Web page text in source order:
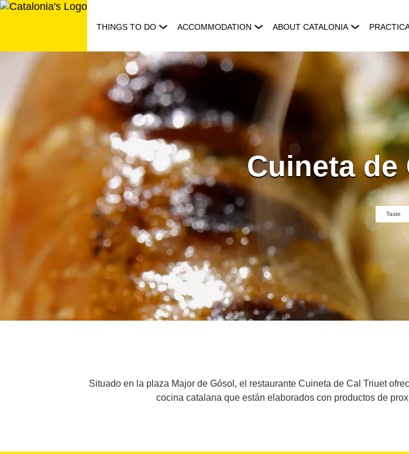
Skip
THINGS TO DO ACCOMMODATION ABOUT CATALONIA
Cuineta de
Taste
Situado en la plaza Major de Gósol, el restaurante Cuineta de Cal Triuet
cocina catalana que están elaborados con productos de